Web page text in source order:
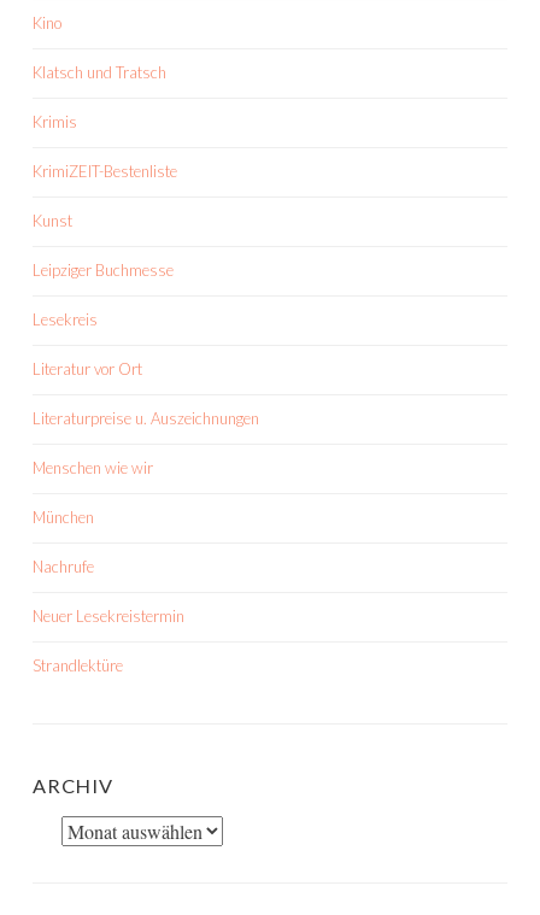
Kino
Klatsch und Tratsch
Krimis
KrimiZEIT-Bestenliste
Kunst
Leipziger Buchmesse
Lesekreis
Literatur vor Ort
Literaturpreise u. Auszeichnungen
Menschen wie wir
München
Nachrufe
Neuer Lesekreistermin
Strandlektüre
ARCHIV
Archiv